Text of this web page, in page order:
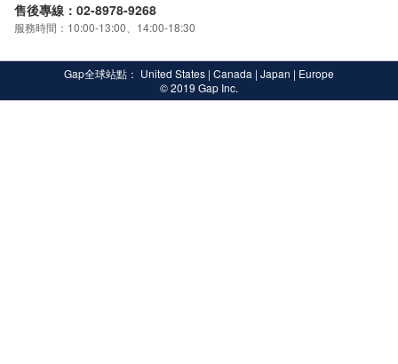
售後專線：02-8978-9268
服務時間：10:00-13:00、14:00-18:30
Gap全球站點： United States | Canada | Japan | Europe
© 2019 Gap Inc.